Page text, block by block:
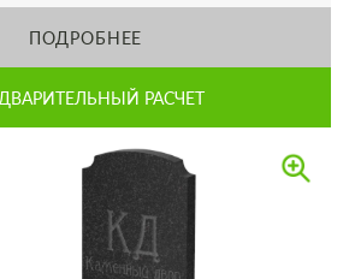
ПОДРОБНЕЕ
РАСЧЕТ